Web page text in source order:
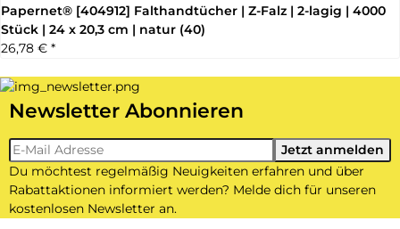
Papernet® [404912] Falthandtücher | Z-Falz | 2-lagig | 4000
Stück | 24 x 20,3 cm | natur (40)
26,78 € *
Newsletter Abonnieren
Newsletter-RegistrierungJetzt anmelden
Du möchtest regelmäßig Neuigkeiten erfahren und über
Rabattaktionen informiert werden? Melde dich für unseren
kostenlosen Newsletter an.